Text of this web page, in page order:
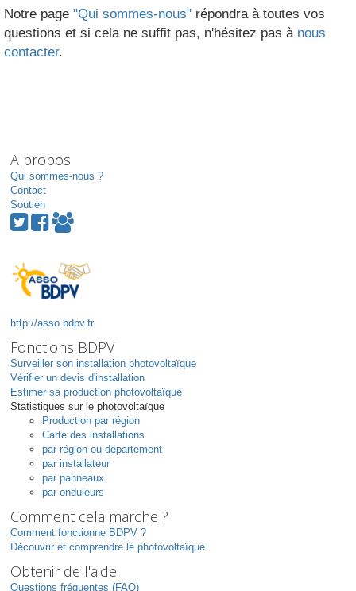
Notre page "Qui sommes-nous" répondra à toutes vos
questions et si cela ne suffit pas, n'hésitez pas à nous
contacter.
A propos
Qui sommes-nous ?
Contact
Soutien
http://asso.bdpv.fr
Fonctions BDPV
Surveiller son installation photovoltaïque
Vérifier un devis d'installation
Estimer sa production photovoltaïque
Statistiques sur le photovoltaïque
Production par région
Carte des installations
par région ou département
par installateur
par panneaux
par onduleurs
Comment cela marche ?
Comment fonctionne BDPV ?
Découvrir et comprendre le photovoltaïque
Obtenir de l'aide
Questions fréquentes (FAQ)